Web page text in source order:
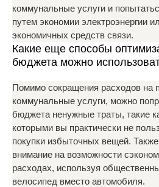
коммунальные услуги и
путем экономии электроэнергии
экономичных средств связи.
Какие еще способы
бюджета можно
Помимо сокращения расходов на
коммунальные услуги, можно
бюджета ненужные траты, такие
которыми вы практически не
покупки избыточных вещей. Также
внимание на возможности
расходах, используя
велосипед вместо автомобиля.